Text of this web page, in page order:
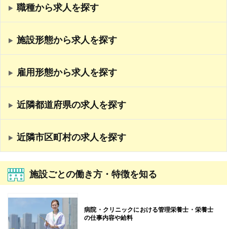
職種から求人を探す
施設形態から求人を探す
雇用形態から求人を探す
近隣都道府県の求人を探す
近隣市区町村の求人を探す
施設ごとの働き方・特徴を知る
病院・クリニックにおける管理栄養士・栄養士
の仕事内容や給料